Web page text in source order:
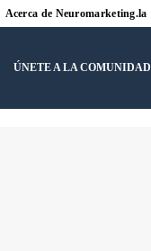
Acerca de Neuromarketing.la
ÚNETE A LA COMUNIDAD